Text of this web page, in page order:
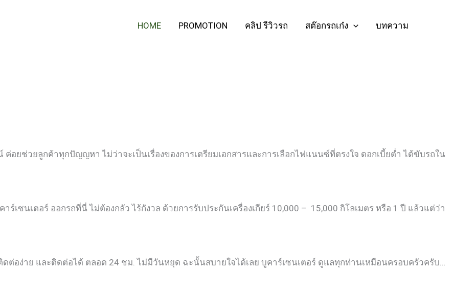
HOME PROMOTION คลิป รีวิวรถ สต๊อกรถเก๋ง บทความ
ยช่วยลูกค้าทุกปัญญหา ไม่ว่าจะเป็นเรื่องของการเตรียมเอกสารและการเลือกไฟแนนซ์ที่ตรงใจ ดอกเบี้ยต่ำ ได้ขับรถใน
ร์เซนเตอร์ ออกรถที่นี่ ไม่ต้องกลัว ไร้กังวล ด้วยการรับประกันเครื่องเกียร์ 10,000 – 15,000 กิโลเมตร หรือ 1 ปี แล้วแต่ว่า
ดต่อง่าย และติดต่อได้ ตลอด 24 ชม. ไม่มีวันหยุด ฉะนั้นสบายใจได้เลย บูคาร์เซนเตอร์ ดูแลทุกท่านเหมือนครอบครัวครับ…